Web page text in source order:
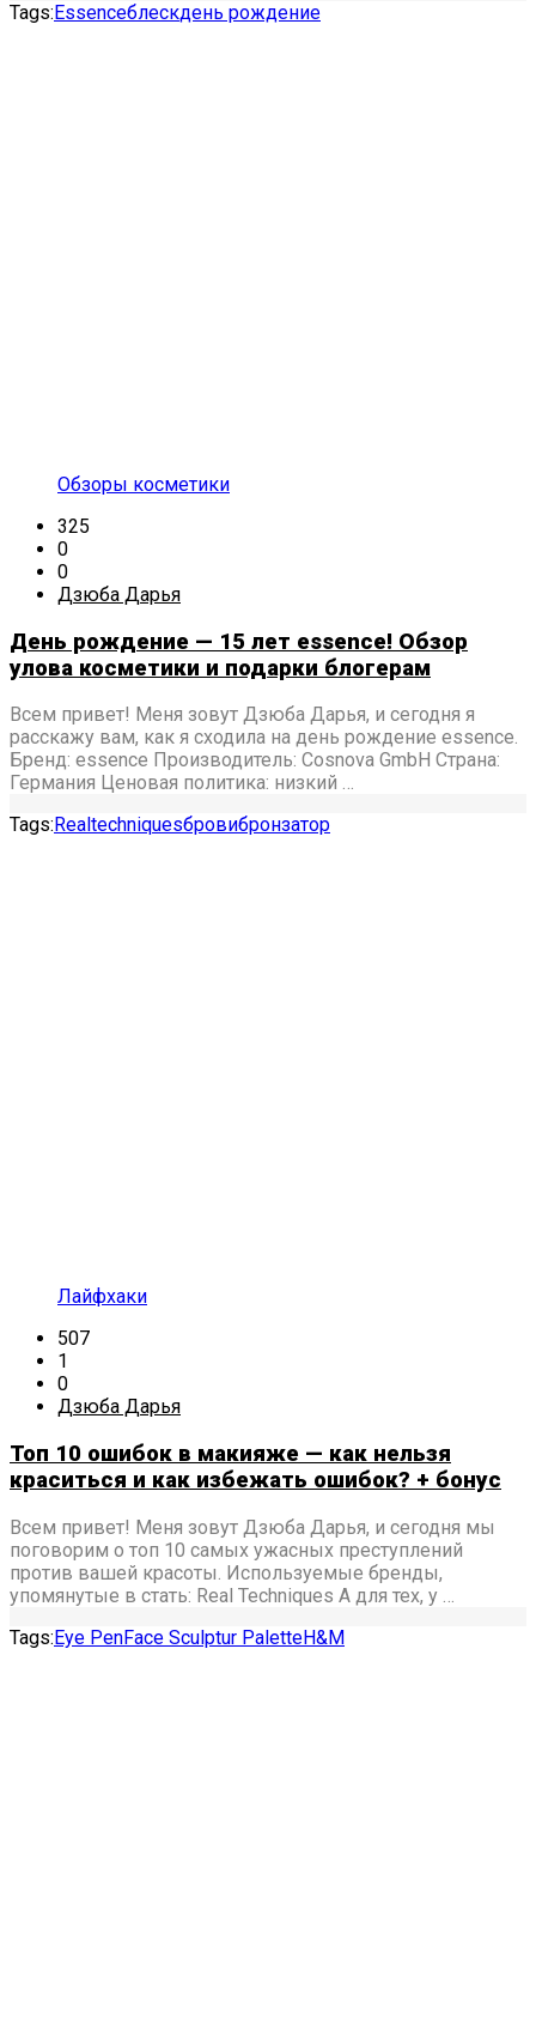
Tags:Essenceблескдень рождение
Обзоры косметики
325
0
0
Дзюба Дарья
День рождение — 15 лет essence! Обзор
улова косметики и подарки блогерам
Всем привет! Меня зовут Дзюба Дарья, и сегодня я
расскажу вам, как я сходила на день рождение essence.
Бренд: essence Производитель: Cosnova GmbH Страна:
Германия Ценовая политика: низкий …
Tags: Realtechniquesбровибронзатор
Лайфхаки
507
1
0
Дзюба Дарья
Топ 10 ошибок в макияже — как нельзя
краситься и как избежать ошибок? + бонус
Всем привет! Меня зовут Дзюба Дарья, и сегодня мы
поговорим о топ 10 самых ужасных преступлений
против вашей красоты. Используемые бренды,
упомянутые в стать: Real Techniques А для тех, у …
Tags:Eye PenFace Sculptur PaletteH&M